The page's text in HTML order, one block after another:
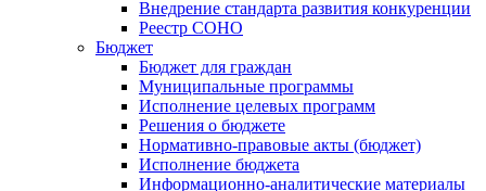
Внедрение стандарта развития конкуренции
Реестр СОНО
Бюджет
Бюджет для граждан
Муниципальные программы
Исполнение целевых программ
Решения о бюджете
Нормативно-правовые акты (бюджет)
Исполнение бюджета
Информационно-аналитические материалы